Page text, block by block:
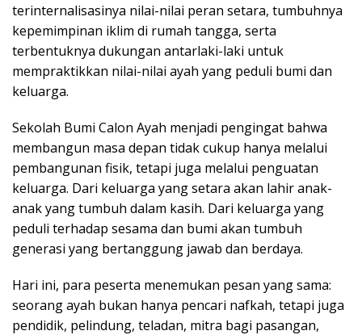
terinternalisasinya nilai-nilai peran setara, tumbuhnya
kepemimpinan iklim di rumah tangga, serta
terbentuknya dukungan antarlaki-laki untuk
mempraktikkan nilai-nilai ayah yang peduli bumi dan
keluarga.
Sekolah Bumi Calon Ayah menjadi pengingat bahwa
membangun masa depan tidak cukup hanya melalui
pembangunan fisik, tetapi juga melalui penguatan
keluarga. Dari keluarga yang setara akan lahir anak-
anak yang tumbuh dalam kasih. Dari keluarga yang
peduli terhadap sesama dan bumi akan tumbuh
generasi yang bertanggung jawab dan berdaya.
Hari ini, para peserta menemukan pesan yang sama:
seorang ayah bukan hanya pencari nafkah, tetapi juga
pendidik, pelindung, teladan, mitra bagi pasangan,